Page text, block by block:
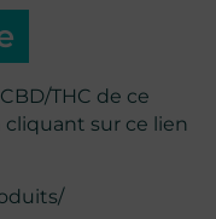
THC de ce
sur ce lien